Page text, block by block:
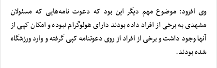
وی افزود: موضوع مهم دیگر این بود که دعوت نامه‌هایی که مسئولان
مشهدی به برخی از افراد داده بودند دارای هولوگرام نبوده و امکان کپی از
آنها وجود داشت و برخی از افراد از روی دعوتنامه کپی گرفته و وارد ورزشگاه
شده بودند.